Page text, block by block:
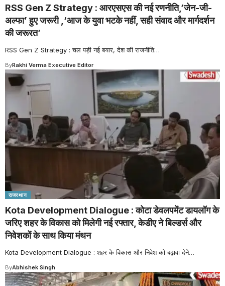
RSS Gen Z Strategy : आरएसएस की नई रणनीति,’जेन-जी-
अल्फा’ हुए जरूरी ,‘आज के युवा भटके नहीं, सही संवाद और मार्गदर्शन
की जरूरत’
RSS Gen Z Strategy : चल पड़ी नई बयार, देश की राजनीति…
ByRakhi Verma Executive Editor
राजस्थान
Kota Development Dialogue : कोटा डेवलपमेंट डायलॉग के
जरिए शहर के विकास को मिलेगी नई रफ्तार, केडीए ने बिल्डर्स और
निवेशकों के साथ किया मंथन
Kota Development Dialogue : शहर के विकास और निवेश को बढ़ावा देने…
ByAbhishek Singh